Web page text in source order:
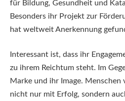
für Bildung, Gesundheit und
Besonders ihr Projekt zur
hat weltweit Anerkennung
Interessant ist, dass ihr
zu ihrem Reichtum steht. Im
Marke und ihr Image. Menschen
nicht nur mit Erfolg, sondern